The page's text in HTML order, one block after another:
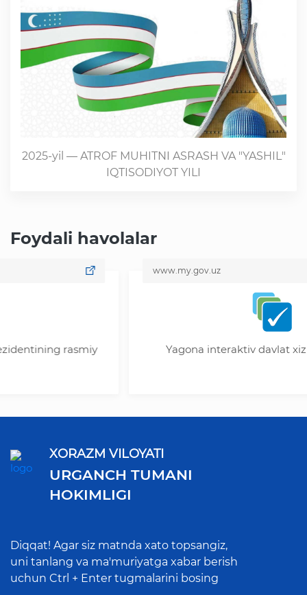
2025-yil — ATROF MUHITNI ASRASH VA "YASHIL"
IQTISODIYOT YILI
Foydali havolalar
rasmiy
www.my.gov.uz
Yagona interaktiv davlat
XORAZM VILOYATI
URGANCH TUMANI
HOKIMLIGI
Diqqat! Agar siz matnda xato topsangiz,
uni tanlang va ma'muriyatga xabar berish
uchun Ctrl + Enter tugmalarini bosing